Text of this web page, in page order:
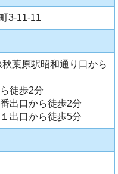
3-11-11
葉原駅昭和通り口から
徒歩2分
出口から徒歩2分
出口から徒歩5分